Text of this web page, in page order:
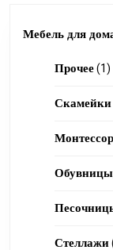
Мебель для
Прочее 11
Скамейки
Стеллажи